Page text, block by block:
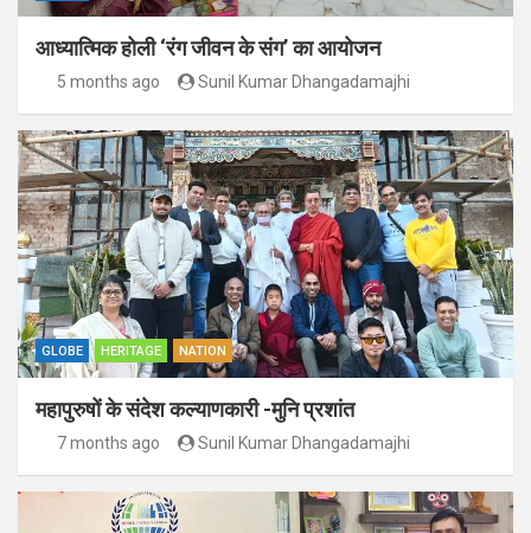
आध्यात्मिक होली ‘रंग जीवन के संग’ का आयोजन
5 months ago Sunil Kumar Dhangadamajhi
GLOBE HERITAGE NATION
महापुरुषों के संदेश कल्याणकारी -मुनि प्रशांत
7 months ago Sunil Kumar Dhangadamajhi